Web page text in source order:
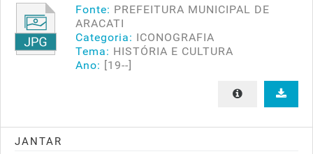
Fonte: PREFEITURA MUNICIPAL DE
ARACATI
Categoria: ICONOGRAFIA
Tema: HISTÓRIA E CULTURA
Ano: [19--]
JANTAR